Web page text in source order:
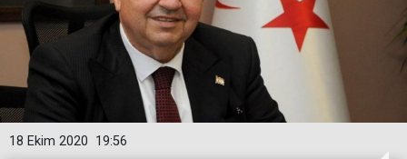
19:56
18 Ekim 2020